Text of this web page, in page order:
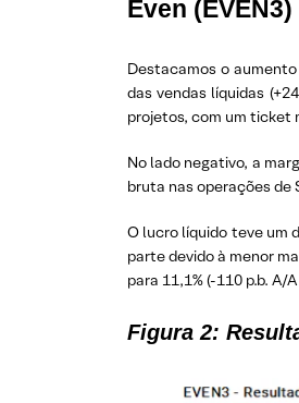
Even
Destacamos o
das vendas líquidas
projetos, com um ticket
No lado negativo, a
bruta nas operações de
O lucro líquido teve um
parte devido à menor
para 11,1% (-110 p.b. A/
Figura 2: